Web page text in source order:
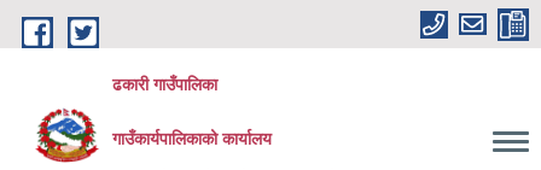
Skip to main content
ढकारी गाउँपालिका
गाउँकार्यपालिकाको कार्यालय